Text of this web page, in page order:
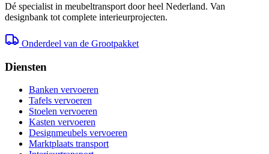
Dé specialist in meubeltransport door heel Nederland. Van
designbank tot complete interieurprojecten.
Onderdeel van de Grootpakket
Diensten
Banken vervoeren
Tafels vervoeren
Stoelen vervoeren
Kasten vervoeren
Designmeubels vervoeren
Marktplaats transport